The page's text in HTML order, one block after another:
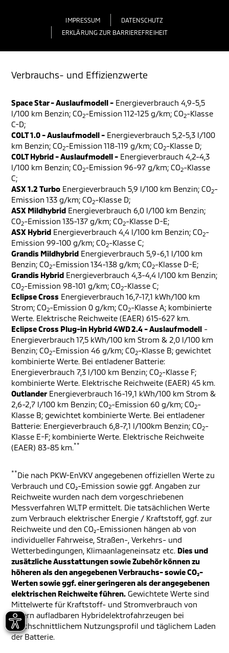
IMPRESSUM
DATENSCHUTZ
ERKLÄRUNG ZUR BARRIEREFREIHEIT
Verbrauchs- und Effizienzwerte
Space Star - Auslaufmodell - Energieverbrauch 4,9-5,5
l/100 km Benzin; CO2-Emission 112-125 g/km; CO2-Klasse
C-D;
COLT 1.0 - Auslaufmodell - Energieverbrauch 5,2-5,3 l/100
km Benzin; CO2-Emission 118-119 g/km; CO2-Klasse D;
COLT Hybrid - Auslaufmodell - Energieverbrauch 4,2-4,3
l/100 km Benzin; CO2-Emission 96-97 g/km; CO2-Klasse
C;
ASX 1.2 Turbo Energieverbrauch 5,9 l/100 km Benzin; CO2-
Emission 133 g/km; CO2-Klasse D;
ASX Mildhybrid Energieverbrauch 6,0 l/100 km Benzin;
CO2-Emission 135-137 g/km; CO2-Klasse D-E;
ASX Hybrid Energieverbrauch 4,4 l/100 km Benzin; CO2-
Emission 99-100 g/km; CO2-Klasse C;
Grandis Mildhybrid Energieverbrauch 5,9-6,1 l/100 km
Benzin; CO2-Emission 134-138 g/km; CO2-Klasse D-E;
Grandis Hybrid Energieverbrauch 4,3-4,4 l/100 km Benzin;
CO2-Emission 98-101 g/km; CO2-Klasse C;
Eclipse Cross Energieverbrauch 16,7-17,1 kWh/100 km
Strom; CO2-Emission 0 g/km; CO2-Klasse A; kombinierte
Werte. Elektrische Reichweite (EAER) 615-627 km.
Eclipse Cross Plug-in Hybrid 4WD 2.4 - Auslaufmodell -
Energieverbrauch 17,5 kWh/100 km Strom & 2,0 l/100 km
Benzin; CO2-Emission 46 g/km; CO2-Klasse B; gewichtet
kombinierte Werte. Bei entladener Batterie:
Energieverbrauch 7,3 l/100 km Benzin; CO2-Klasse F;
kombinierte Werte. Elektrische Reichweite (EAER) 45 km.
Outlander Energieverbrauch 16-19,1 kWh/100 km Strom &
2,6-2,7 l/100 km Benzin; CO2-Emission 60 g/km; CO2-
Klasse B; gewichtet kombinierte Werte. Bei entladener
Batterie: Energieverbrauch 6,8-7,1 l/100km Benzin; CO2-
Klasse E-F; kombinierte Werte. Elektrische Reichweite
(EAER) 83-85 km.**
**Die nach PKW-EnVKV angegebenen offiziellen Werte zu
Verbrauch und CO₂-Emission sowie ggf. Angaben zur
Reichweite wurden nach dem vorgeschriebenen
Messverfahren WLTP ermittelt. Die tatsächlichen Werte
zum Verbrauch elektrischer Energie / Kraftstoff, ggf. zur
Reichweite und den CO₂-Emissionen hängen ab von
individueller Fahrweise, Straßen-, Verkehrs- und
Wetterbedingungen, Klimaanlageneinsatz etc. Dies und
zusätzliche Ausstattungen sowie Zubehör können zu
höheren als den angegebenen Verbrauchs- sowie CO₂-
Werten sowie ggf. einer geringeren als der angegebenen
elektrischen Reichweite führen. Gewichtete Werte sind
Mittelwerte für Kraftstoff- und Stromverbrauch von
extern aufladbaren Hybridelektrofahrzeugen bei
durchschnittlichem Nutzungsprofil und täglichem Laden
der Batterie.